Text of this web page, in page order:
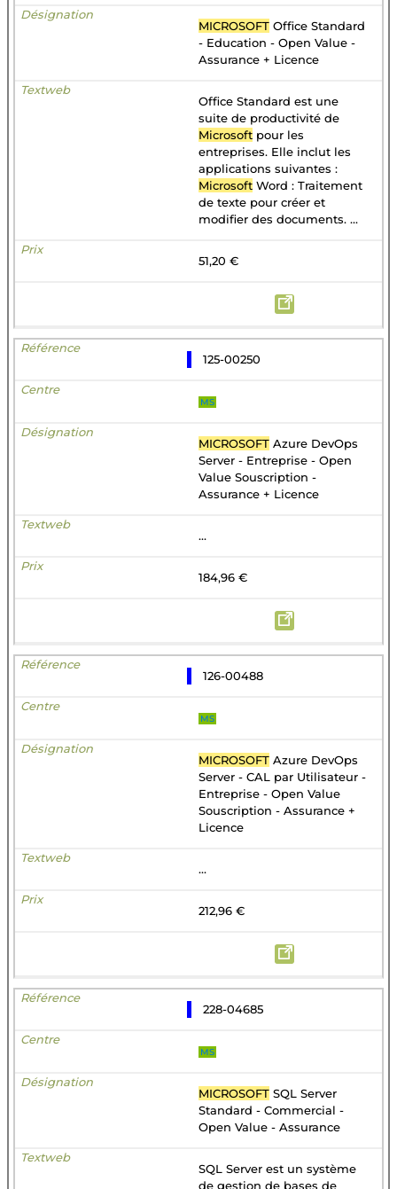
MICROSOFT Office Standard
- Education - Open Value -
Assurance + Licence
Office Standard est une
suite de productivité de
Microsoft pour les
entreprises. Elle inclut les
applications suivantes :
Microsoft Word : Traitement
de texte pour créer et
modifier des documents. ...
51,20 €
125-00250
MS
MICROSOFT Azure DevOps
Server - Entreprise - Open
Value Souscription -
Assurance + Licence
...
184,96 €
126-00488
MS
MICROSOFT Azure DevOps
Server - CAL par Utilisateur -
Entreprise - Open Value
Souscription - Assurance +
Licence
...
212,96 €
228-04685
MS
MICROSOFT SQL Server
Standard - Commercial -
Open Value - Assurance
SQL Server est un système
de gestion de bases de